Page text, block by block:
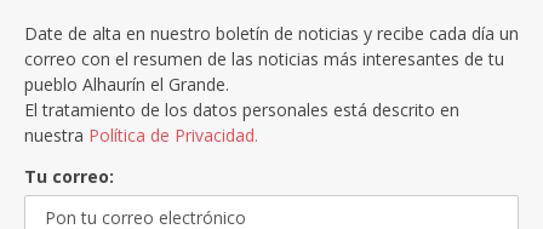
Date de alta en nuestro boletín de noticias y recibe cada día un
correo con el resumen de las noticias más interesantes de tu
pueblo Alhaurín el Grande.
El tratamiento de los datos personales está descrito en
nuestra Política de Privacidad.
Tu correo: